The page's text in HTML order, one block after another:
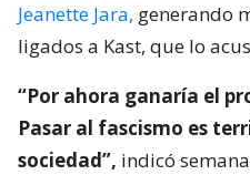
Jeanette Jara, generando
ligados a Kast, que lo
“Por ahora ganaría el
Pasar al fascismo es
sociedad”, indicó